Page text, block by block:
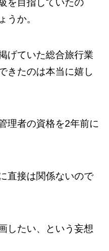
を目指していたの
うか。
げていた総合旅行業
きたのは本当に嬉し
理者の資格を2年前に
直接は関係ないので
したい、という妄想